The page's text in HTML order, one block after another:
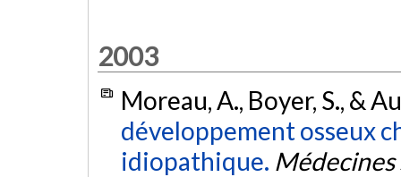
2003
Moreau, A., Boyer, S., &
développement osseux
idiopathique.